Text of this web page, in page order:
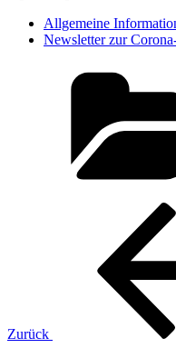
Allgemeine
Newsletter zur
Beitragsnavigation
Zurück